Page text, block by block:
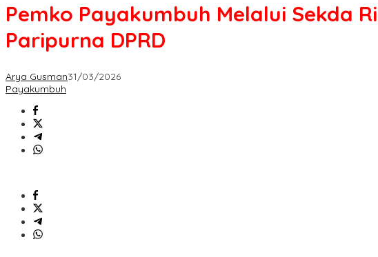
Pemko Payakumbuh Melalui Sekda
Paripurna DPRD
Arya Gusman31/03/2026
Payakumbuh